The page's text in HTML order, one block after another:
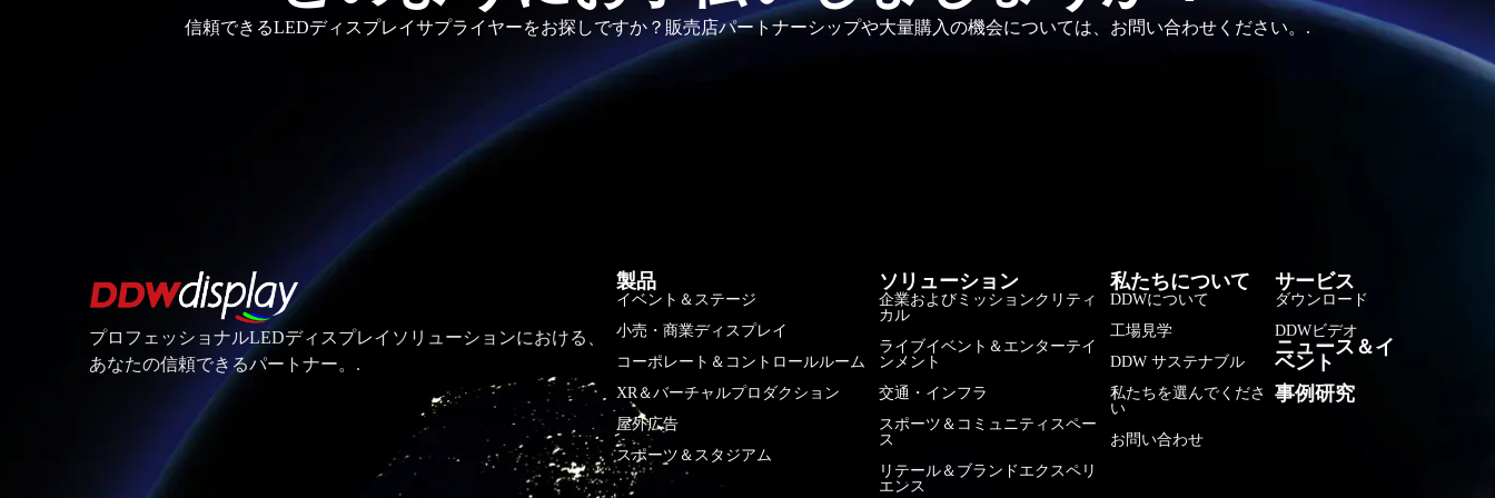
信頼できるLEDディスプレイサプライヤーをお探しですか？販売店パートナーシップや大量購入の機会については、お問い合わせください。.
プロフェッショナルLEDディスプレイソリューションにおける、
あなたの信頼できるパートナー。.
製品
イベント＆ステージ
小売・商業ディスプレイ
コーポレート＆コントロールルーム
XR＆バーチャルプロダクション
屋外広告
スポーツ＆スタジアム
ソリューション
企業およびミッションクリティ
カル
ライブイベント＆エンターテイ
ンメント
交通・インフラ
スポーツ＆コミュニティスペー
ス
リテール＆ブランドエクスペリ
エンス
私たちについて
DDWについて
工場見学
DDW サステナブル
私たちを選んでくださ
い
お問い合わせ
サービス
ダウンロード
DDWビデオ
ニュース＆イ
ベント
事例研究
한국어
Bahasa Indonesia
فارسی